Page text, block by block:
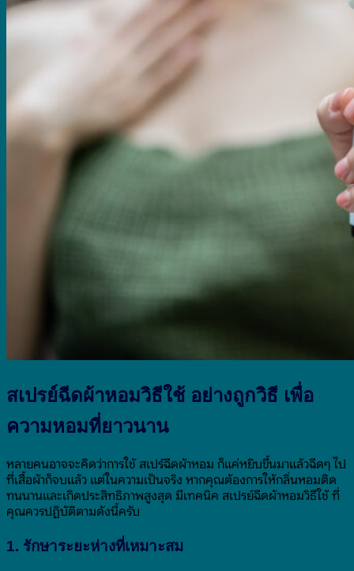
สเปรย์ฉีดผ้าหอมวิธีใช้ อย่างถูกวิธี เพื่อ
ความหอมที่ยาวนาน
หลายคนอาจจะคิดว่าการใช้ สเปร์ฉีดผ้าหอม ก็แค่หยิบขึ้นมาแล้วฉีดๆ ไป
ที่เสื้อผ้าก็จบแล้ว แต่ในความเป็นจริง หากคุณต้องการให้กลิ่นหอมติด
ทนนานและเกิดประสิทธิภาพสูงสุด มีเทคนิค สเปรย์ฉีดผ้าหอมวิธีใช้ ที่
คุณควรปฏิบัติตามดังนี้ครับ
1. รักษาระยะห่างที่เหมาะสม